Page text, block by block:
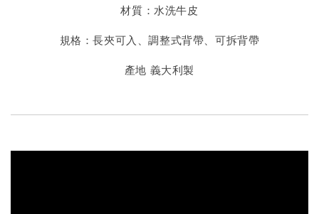
材質：水洗牛皮
規格：長夾可入
、調整式背帶、可拆背帶
產地 義大利製